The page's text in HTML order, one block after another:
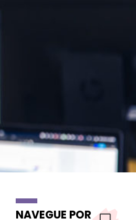
NAVEGUE POR